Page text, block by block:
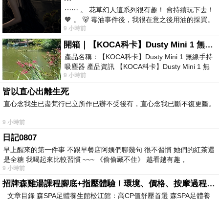
⋯⋯ 。 花草幻人這系列很有趣！ 會持續玩下去！
🧡 。 🐻 毒油事件後，我很在意之後用油的採買。
前天購買了我之前就很愛
9 小時前
開箱｜【KOCA科卡】Dusty Mini 1 無線手持吸塵器
產品名稱：【KOCA科卡】Dusty Mini 1 無線手持
吸塵器 產品資訊 【KOCA科卡】Dusty Mini 1 無
線手持吸塵器評語： 能吸、能吹兼具兩
9 小時前
皆以直心出離生死
直心念我生已盡梵行已立所作已辦不受後有，直心念我已斷不復更斷。
9 小時前
日記0807
早上醒來的第一件事 不跟早餐店阿姨們聊幾句 很不習慣 她們的紅茶還
是全糖 我喝起來比較習慣 ~~~ 《偷偷藏不住》 越看越有趣，
9 小時前
招牌森雞湯課程腳底+指壓體驗！環境、價格、按摩過程全紀錄，森SPA足體養生館松江館最新價格表
文章目錄 森SPA足體養生館松江館：高CP值舒壓首選 森SPA足體養